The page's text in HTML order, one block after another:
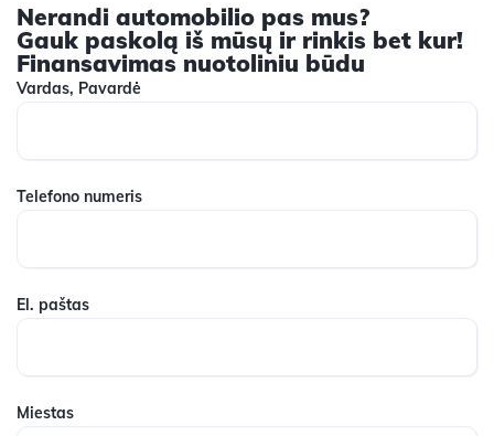
Nerandi automobilio pas mus?
Gauk paskolą iš mūsų ir rinkis bet kur!
Finansavimas nuotoliniu būdu
Vardas, Pavardė
Telefono numeris
El. paštas
Miestas